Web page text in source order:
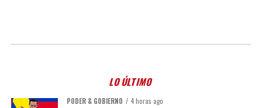
LO ÚLTIMO
PODER & GOBIERNO 4 horas ago